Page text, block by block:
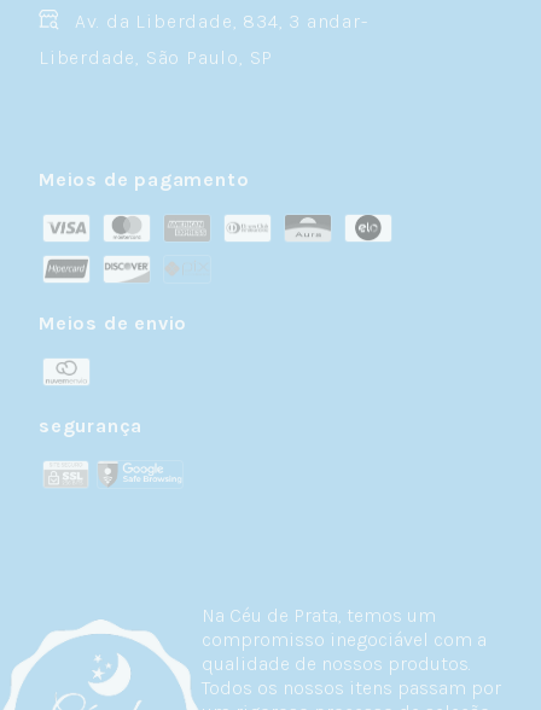
Na Céu de Prata, temos um
compromisso inegociável com a
qualidade de nossos produtos.
Todos os nossos itens passam por
Av. da Liberdade, 834, 3 andar-
Liberdade, São Paulo, SP
Meios de pagamento
Meios de envio
segurança